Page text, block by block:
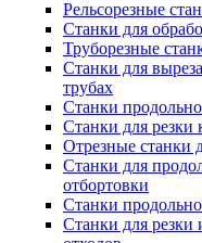
Рельсорезные
Станки для
Труборезные
Станки для
трубаx
Станки
Станки для резки
Отрезные станки
Станки для
отбортовки
Станки
Станки для